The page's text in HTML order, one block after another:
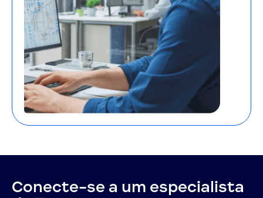
Conecte-se a um especialista